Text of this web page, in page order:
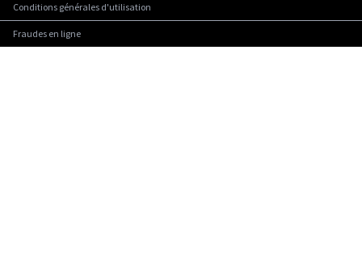
Conditions générales d'utilisation
Fraudes en ligne